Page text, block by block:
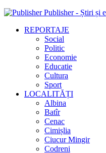
Publisher - Știri și
REPORTAJE
Social
Politic
Economie
Educatie
Cultura
Sport
LOCALITĂȚI
Albina
Batîr
Cenac
Cimișlia
Ciucur Mingir
Codreni